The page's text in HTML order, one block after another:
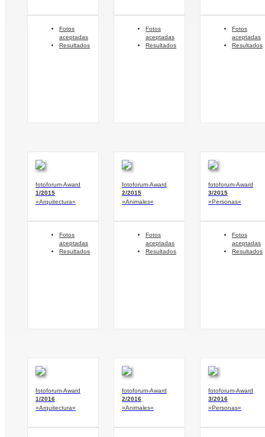
Fotos
aceptadas
Resultados
Fotos
aceptadas
Resultados
Fotos
aceptadas
Resultados
fotoforum-Award
1/2015
»Arquitectura«
Fotos
aceptadas
Resultados
fotoforum-Award
2/2015
»Animales«
Fotos
aceptadas
Resultados
fotoforum-Award
3/2015
»Personas«
Fotos
aceptadas
Resultados
fotoforum-Award
1/2016
»Arquitectura«
fotoforum-Award
2/2016
»Animales«
fotoforum-Award
3/2016
»Personas«